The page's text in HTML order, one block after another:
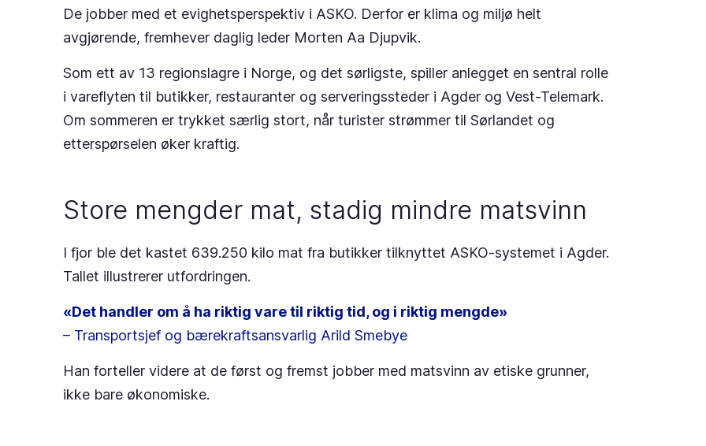
De jobber med et evighetsperspektiv i ASKO. Derfor er klima og miljø helt
avgjørende, fremhever daglig leder Morten Aa Djupvik.
Som ett av 13 regionslagre i Norge, og det sørligste, spiller anlegget en sentral rolle
i vareflyten til butikker, restauranter og serveringssteder i Agder og Vest-Telemark.
Om sommeren er trykket særlig stort, når turister strømmer til Sørlandet og
etterspørselen øker kraftig.
Store mengder mat, stadig mindre matsvinn
I fjor ble det kastet 639.250 kilo mat fra butikker tilknyttet ASKO-systemet i Agder.
Tallet illustrerer utfordringen.
«Det handler om å ha riktig vare til riktig tid, og i riktig mengde»
– Transportsjef og bærekraftsansvarlig Arild Smebye
Han forteller videre at de først og fremst jobber med matsvinn av etiske grunner,
ikke bare økonomiske.